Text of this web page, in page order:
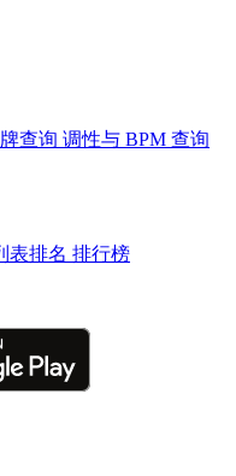
查询 调性与 BPM 查询
表排名 排行榜